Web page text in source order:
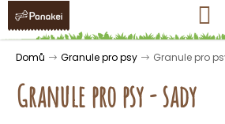
Přejít
obsah
Domů Granule pro psy Granule pro
Granule pro psy - sady
K
o Zpět
Zpět